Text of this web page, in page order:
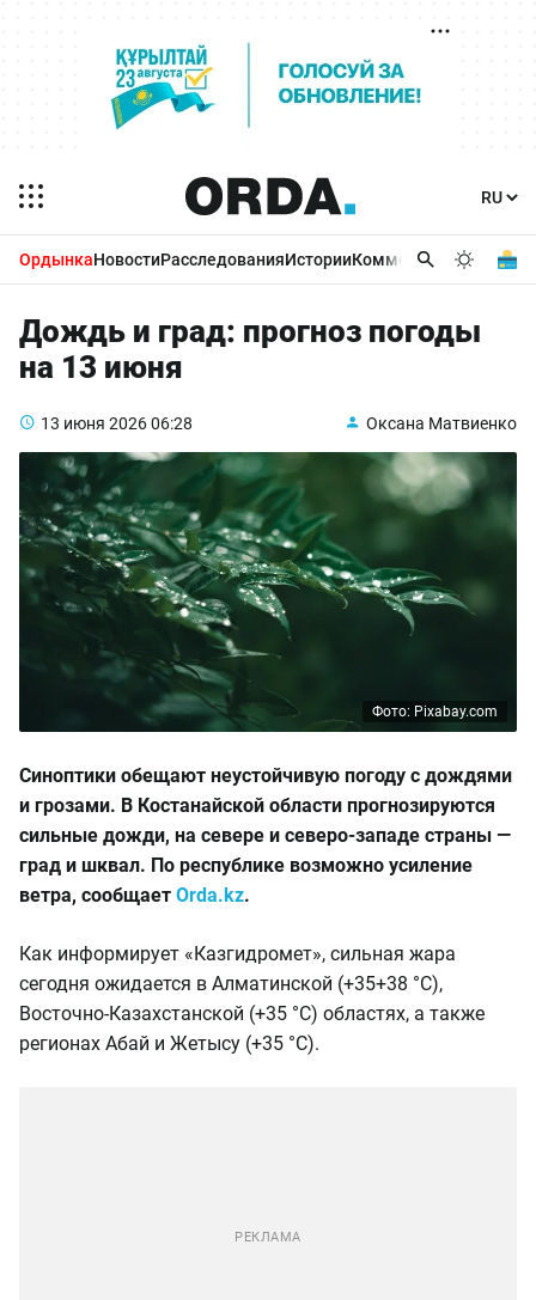
ОрдынкаНовостиРасследованияИсторииКомментарииБизнес
Дождь и град: прогноз погоды
на 13 июня
13 июня 202606:28 Оксана Матвиенко
Фото: Pixabay.com
Синоптики обещают неустойчивую погоду с дождями
и грозами. В Костанайской области прогнозируются
сильные дожди, на севере и северо-западе страны —
град и шквал. По республике возможно усиление
ветра, сообщает Orda.kz.
Как информирует «Казгидромет», сильная жара
сегодня ожидается в Алматинской (+35+38 °C),
Восточно-Казахстанской (+35 °C) областях, а также
регионах Абай и Жетысу (+35 °C).